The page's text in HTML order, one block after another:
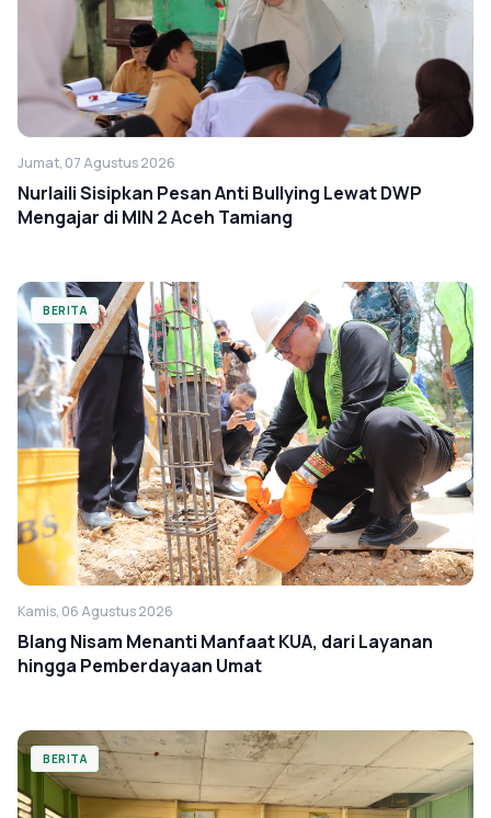
Jumat, 07 Agustus 2026
Nurlaili Sisipkan Pesan Anti Bullying Lewat DWP
Mengajar di MIN 2 Aceh Tamiang
BERITA
Kamis, 06 Agustus 2026
Blang Nisam Menanti Manfaat KUA, dari Layanan
hingga Pemberdayaan Umat
BERITA